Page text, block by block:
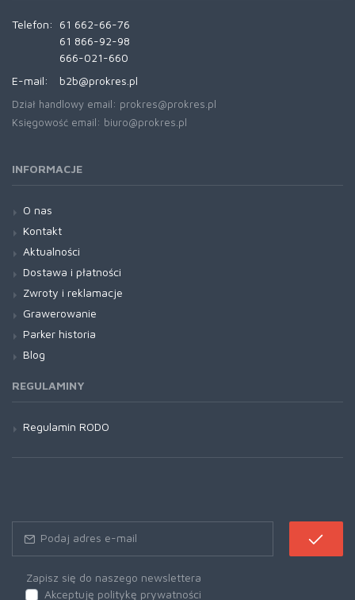
Telefon:
61 662-66-76
61 866-92-98
666-021-660
E-mail:
b2b@prokres.pl
Dział handlowy email: prokres@prokres.pl
Księgowość email: biuro@prokres.pl
INFORMACJE
O nas
Kontakt
Aktualności
Dostawa i płatności
Zwroty i reklamacje
Grawerowanie
Parker historia
Blog
REGULAMINY
Regulamin RODO
Zapisz się do naszego newslettera
Akceptuję politykę prywatności